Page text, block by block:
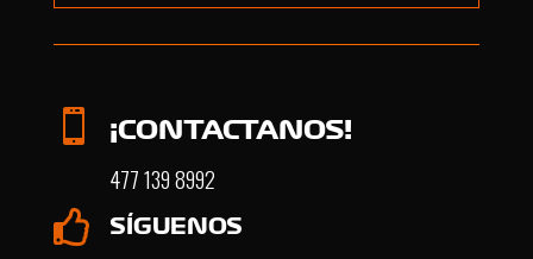
 ¡CONTACTANOS!
477 139 8992
 SÍGUENOS